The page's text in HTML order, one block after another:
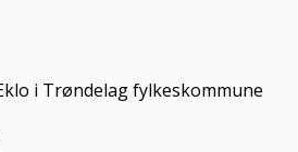
i Trøndelag fylkeskommune